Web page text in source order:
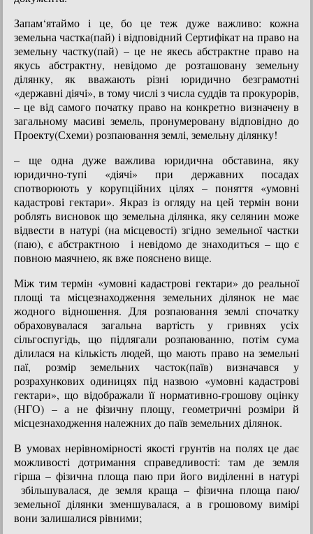
Запам‘ятаймо і це, бо це теж дуже важливо: кожна
земельна частка(пай) і відповідний Сертифікат на право на
земельну частку(пай) – це не якесь абстрактне право на
якусь абстрактну, невідомо де розташовану земельну
ділянку, як вважають різні юридично безграмотні
«державні діячі», в тому числі з числа суддів та прокурорів,
– це від самого початку право на конкретно визначену в
загальному масиві земель, пронумеровану відповідно до
Проекту(Схеми) розпаювання землі, земельну ділянку!
– ще одна дуже важлива юридична обставина, яку
юридично-тупі «діячі» при державних посадах
спотворюють у корупційних цілях – поняття «умовні
кадастрові гектари». Якраз із огляду на цей термін вони
роблять висновок що земельна ділянка, яку селянин може
відвести в натурі (на місцевості) згідно земельної частки
(паю), є абстрактною і невідомо де знаходиться – що є
повною маячнею, як вже пояснено вище.
Між тим термін «умовні кадастрові гектари» до реальної
площі та місцезнаходження земельних ділянок не має
жодного відношення. Для розпаювання землі спочатку
обраховувалася загальна вартість у гривнях усіх
сільгоспугідь, що підлягали розпаюванню, потім сума
ділилася на кількість людей, що мають право на земельні
паї, розмір земельних часток(паїв) визначався у
розрахункових одиницях під назвою «умовні кадастрові
гектари», що відображали її нормативно-грошову оцінку
(НГО) – а не фізичну площу, геометричні розміри й
місцезнаходження належних до паїв земельних ділянок.
В умовах нерівномірності якості грунтів на полях це дає
можливості дотримання справедливості: там де земля
гірша – фізична площа паю при його виділенні в натурі
збільшувалася, де земля краща – фізична площа паю/
земельної ділянки зменшувалася, а в грошовому вимірі
вони залишалися рівними;